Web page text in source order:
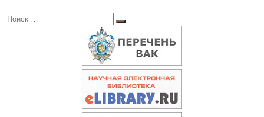
Поиск:
Поиск